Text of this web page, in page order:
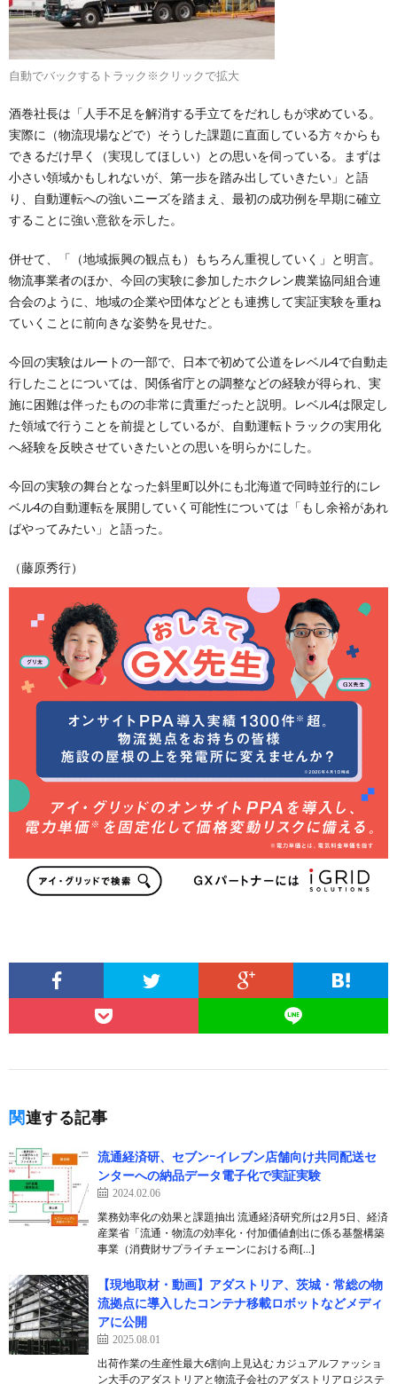
自動でバックするトラック※クリックで拡大
酒巻社長は「人手不足を解消する手立てをだれしもが求めている。
実際に（物流現場などで）そうした課題に直面している方々からも
できるだけ早く（実現してほしい）との思いを伺っている。まずは
小さい領域かもしれないが、第一歩を踏み出していきたい」と語
り、自動運転への強いニーズを踏まえ、最初の成功例を早期に確立
することに強い意欲を示した。
併せて、「（地域振興の観点も）もちろん重視していく」と明言。
物流事業者のほか、今回の実験に参加したホクレン農業協同組合連
合会のように、地域の企業や団体などとも連携して実証実験を重ね
ていくことに前向きな姿勢を見せた。
今回の実験はルートの一部で、日本で初めて公道をレベル4で自動走
行したことについては、関係省庁との調整などの経験が得られ、実
施に困難は伴ったものの非常に貴重だったと説明。レベル4は限定し
た領域で行うことを前提としているが、自動運転トラックの実用化
へ経験を反映させていきたいとの思いを明らかにした。
今回の実験の舞台となった斜里町以外にも北海道で同時並行的にレ
ベル4の自動運転を展開していく可能性については「もし余裕があれ
ばやってみたい」と語った。
（藤原秀行）
関連する記事
流通経済研、セブンｰイレブン店舗向け共同配送セ
ンターへの納品データ電子化で実証実験
2024.02.06
業務効率化の効果と課題抽出 流通経済研究所は2月5日、経済
産業省「流通・物流の効率化・付加価値創出に係る基盤構築
事業（消費財サプライチェーンにおける商[…]
【現地取材・動画】アダストリア、茨城・常総の物
流拠点に導入したコンテナ移載ロボットなどメディ
アに公開
2025.08.01
出荷作業の生産性最大6割向上見込む カジュアルファッショ
ン大手のアダストリアと物流子会社のアダストリアロジステ